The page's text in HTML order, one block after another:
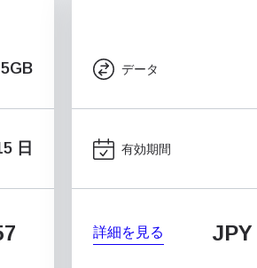
5GB
日
データ
有効期間
詳細を見る JPY